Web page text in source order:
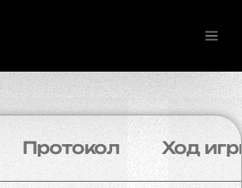
Протокол Ход